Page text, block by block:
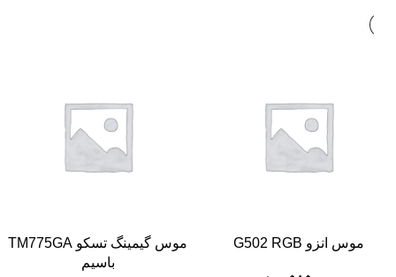
موس انزو G502 RGB
موس گیمینگ تسکو TM775GA
باسیم